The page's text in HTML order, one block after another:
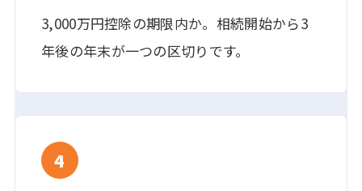
3,000万円控除の期限内か。相続開始から3
年後の年末が一つの区切りです。
4